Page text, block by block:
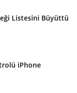
Listesini Büyüttü
iPhone